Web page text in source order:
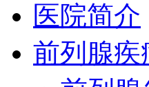
医院简介
前列腺疾